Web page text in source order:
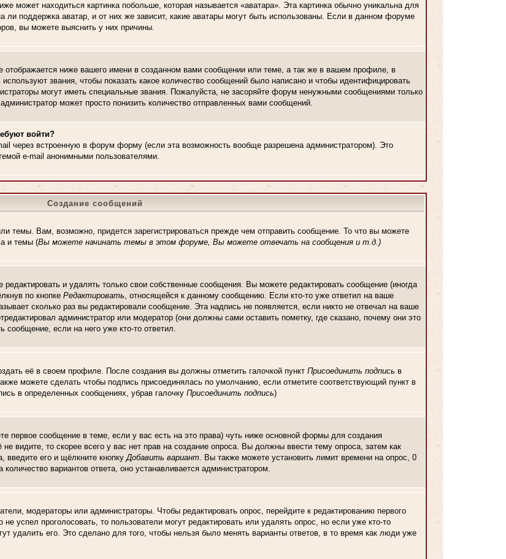
может находиться картинка побольше, которая называется «аватара». Эта картинка обычно уникальна для
ли поддержка аватар, и от них же зависит, какие аватары могут быть использованы. Если в данном форуме
вы можете выяснить у них причины.
ниже вашего имени в созданном вами сообщении или теме, а так же в вашем профиле, в
звания, чтобы показать какое количество сообщений было написано и чтобы идентифицировать
могут иметь специальные звания. Пожалуйста, не засоряйте форум ненужными сообщениями только
может просто понизить количество отправленных вами сообщений.
войти?
через встроенную в форум форму (если эта возможность вообще разрешена администратором). Это
e-mail анонимными пользователями.
Создание сообщений
темы. Вам, возможно, придется зарегистрироваться прежде чем отправить сообщение. То что вы можете
и темы (Вы можете начинать темы в этом форуме, Вы можете отвечать на сообщения и т.д. )
и удалять только свои собственные сообщения. Вы можете редактировать сообщение (иногда
по кнопке Редактировать, относящейся к данному сообщению. Если кто-то уже ответил на ваше
сколько раз вы редактировали сообщение. Эта надпись не появляется, если никто не отвечал на ваше
администратор или модератор (они должны сами оставить пометку, где сказано, почему они это
сообщение, если на него уже кто-то ответил.
её в своем профиле. После создания вы должны отметить галочкой пункт Присоединить подпись в
можете сделать чтобы подпись присоединялась по умолчанию, если отметите соответствующий пункт в
в определенных сообщениях, убрав галочку Присоединить подпись)
первое сообщение в теме, если у вас есть на это права) чуть ниже основной формы для создания
видите, то скорее всего у вас нет прав на создание опроса. Вы должны ввести тему опроса, затем как
введите его и щёлкните кнопкуДобавить вариант. Вы также можете установить лимит времени на опрос, 0
вариантов ответа, оно устанавливается администратором.
модераторы или администраторы. Чтобы редактировать опрос, перейдите к редактированию первого
успел проголосовать, то пользователи могут редактировать или удалять опрос, но если уже кто-то
удалить его. Это сделано для того, чтобы нельзя было менять варианты ответов, в то время как люди уже